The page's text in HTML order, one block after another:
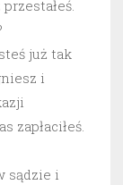
już tak
i
zapłaciłeś.
sądzie i